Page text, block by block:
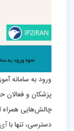
ورود به سامانه
پزشکان و فعالان
چالش‌هایی همراه
دسترسی، تنها باآی‌ پی